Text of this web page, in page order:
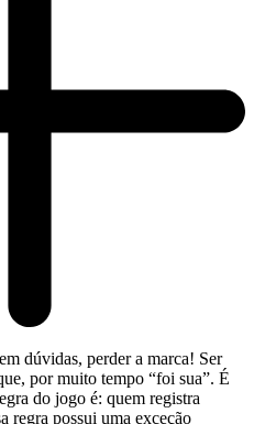
dúvidas, perder a marca! Ser
por muito tempo “foi sua”. É
do jogo é: quem registra
regra possui uma exceção